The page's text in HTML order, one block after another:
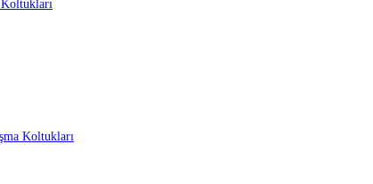
Koltukları